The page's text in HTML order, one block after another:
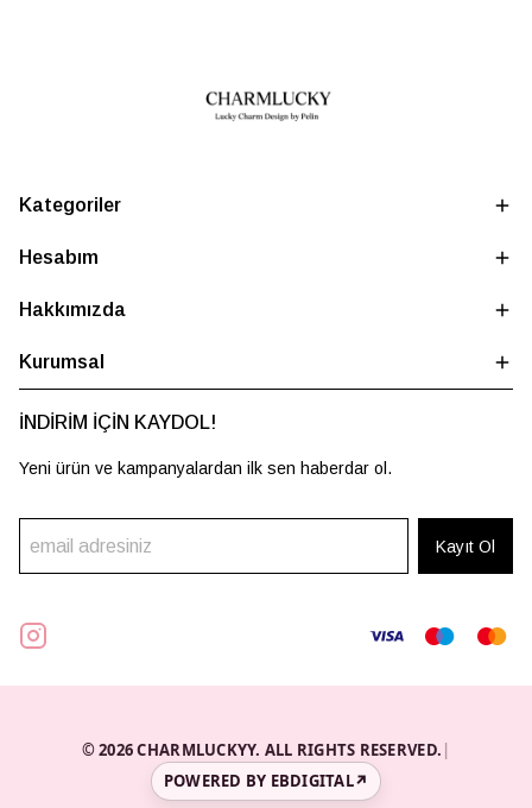
Kategoriler
Hesabım
Hakkımızda
Kurumsal
İNDİRİM İÇİN KAYDOL!
Yeni ürün ve kampanyalardan ilk sen haberdar ol.
Kayıt Ol
© 2026 CHARMLUCKYY. ALL RIGHTS RESERVED. |
POWERED BY EBDIGITAL↗